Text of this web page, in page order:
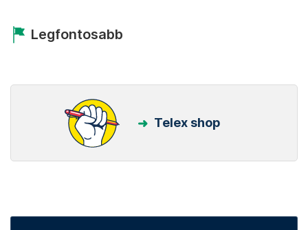
Legfontosabb
Telex shop